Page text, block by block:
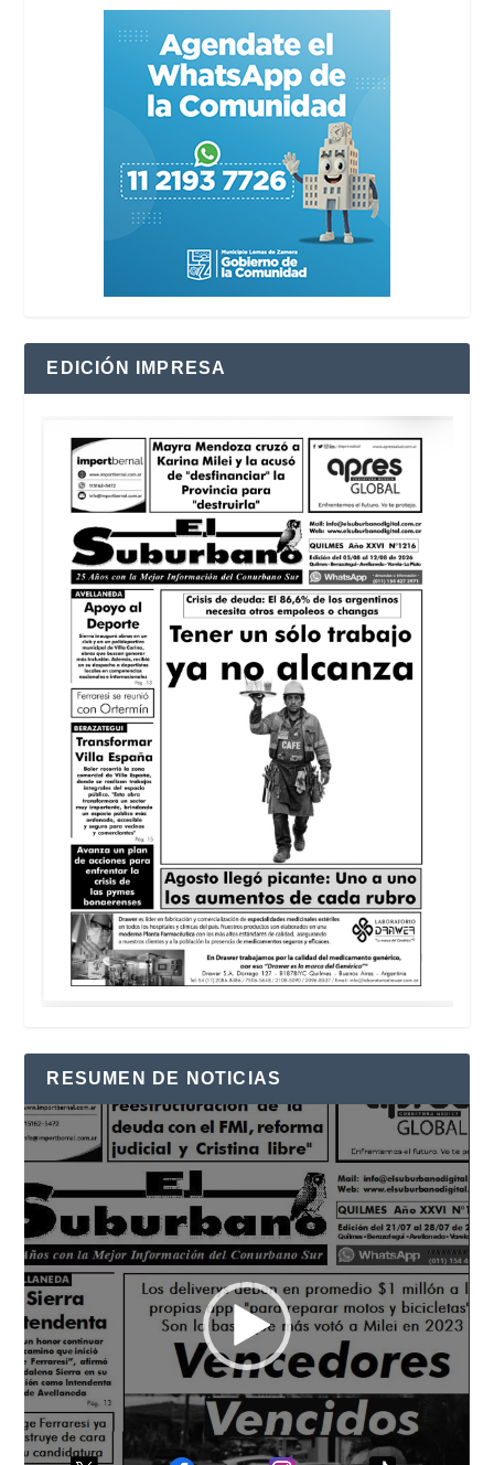
EDICIÓN IMPRESA
RESUMEN DE NOTICIAS
Reproductor
de
vídeo